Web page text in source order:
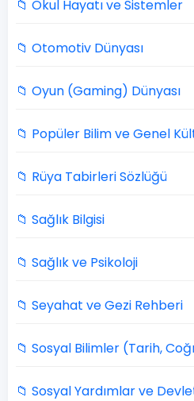
📁 Okul Hayatı ve Sistemler
📁 Otomotiv Dünyası
📁 Oyun (Gaming) Dünyası
📁 Popüler Bilim ve Genel
📁 Rüya Tabirleri Sözlüğü
📁 Sağlık Bilgisi
📁 Sağlık ve Psikoloji
📁 Seyahat ve Gezi Rehberi
📁 Sosyal Bilimler (Tarih,
📁 Sosyal Yardımlar ve